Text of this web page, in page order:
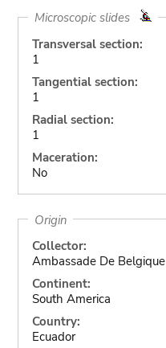
Microscopic slides
Transversal section:
1
Tangential section:
1
Radial section:
1
Maceration:
No
Origin
Collector:
Ambassade De Belgique
Continent:
South America
Country:
Ecuador